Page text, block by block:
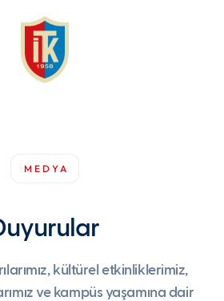
MEDYA
kültürel etkinliklerimiz,
ve kampüs yaşamına dair